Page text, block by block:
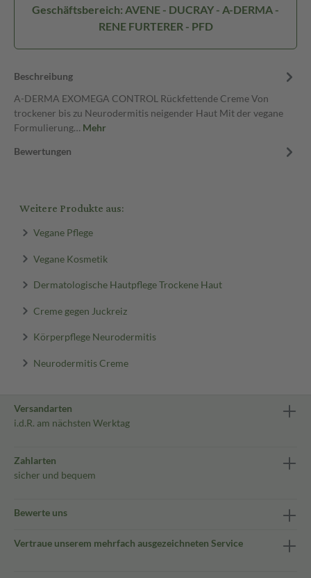
Geschäftsbereich: AVENE - DUCRAY - A-DERMA -
RENE FURTERER - PFD
Beschreibung
A-DERMA EXOMEGA CONTROL Rückfettende Creme Von
trockener bis zu Neurodermitis neigender Haut Mit der vegane
Formulierung… Mehr
Bewertungen
Weitere Produkte aus:
Vegane Pflege
Vegane Kosmetik
Dermatologische Hautpflege Trockene Haut
Creme gegen Juckreiz
Körperpflege Neurodermitis
Neurodermitis Creme
Versandarten
i.d.R. am nächsten Werktag
Zahlarten
sicher und bequem
Bewerte uns
Vertraue unserem mehrfach ausgezeichneten Service